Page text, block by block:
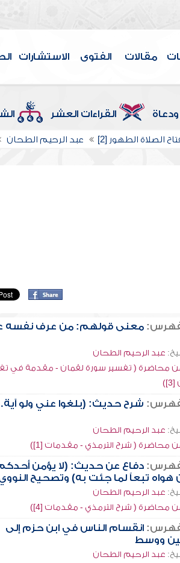
مقالات الفتوى الاستشارات
القراءات العشر
الصلاة الطهور [2] عبد الرحيم الطحان
معنى قولهم: من عرف نفسه
عبد الرحيم الطحان
محاضرة ( تفسير سورة لقمان - مقدمة في
شرح حديث: (بلغوا عني ولو
عبد الرحيم الطحان
محاضرة ( شرح الترمذي - مقدمات [1])
دفاع عن حديث: (لا يؤمن
هواه تبعاً لما جئت به) وتصحيح
عبد الرحيم الطحان
محاضرة ( شرح الترمذي - مقدمات [4])
انقسام الناس في ابن حزم إلى
ووسط
عبد الرحيم الطحان